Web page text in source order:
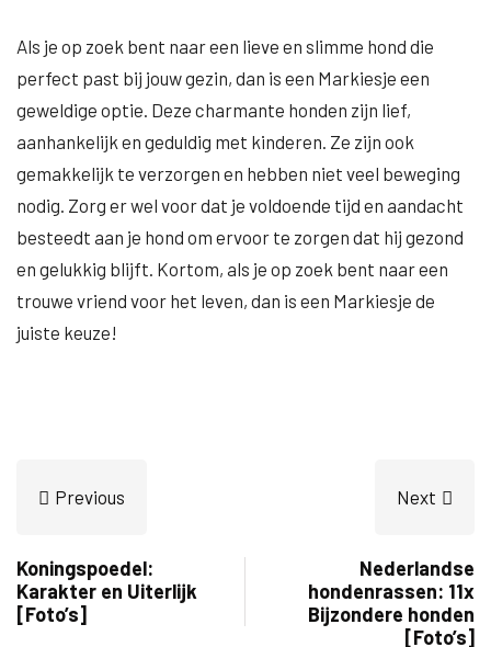
Als je op zoek bent naar een lieve en slimme hond die
perfect past bij jouw gezin, dan is een Markiesje een
geweldige optie. Deze charmante honden zijn lief,
aanhankelijk en geduldig met kinderen. Ze zijn ook
gemakkelijk te verzorgen en hebben niet veel beweging
nodig. Zorg er wel voor dat je voldoende tijd en aandacht
besteedt aan je hond om ervoor te zorgen dat hij gezond
en gelukkig blijft. Kortom, als je op zoek bent naar een
trouwe vriend voor het leven, dan is een Markiesje de
juiste keuze!
Previous
Koningspoedel:
Karakter en Uiterlijk
[Foto’s]
Next
Nederlandse
hondenrassen: 11x
Bijzondere honden
[Foto’s]